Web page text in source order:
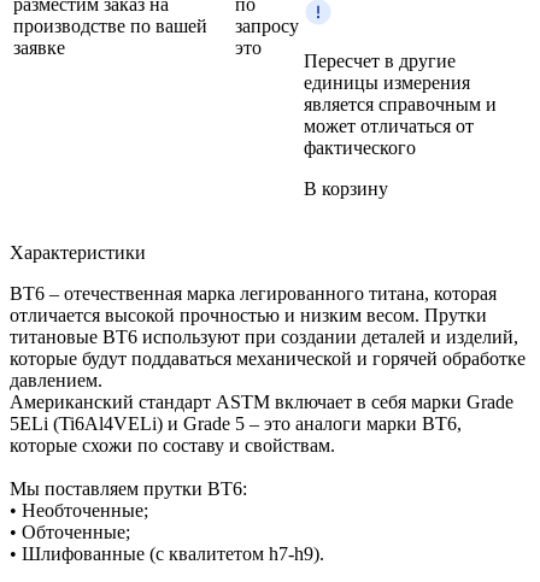
производстве по вашей
заявке
запросу
это
Пересчет в другие
единицы измерения
является справочным и
может отличаться от
фактического
В корзину
Характеристики
ВТ6 – отечественная марка легированного титана, которая
отличается высокой прочностью и низким весом. Прутки
титановые ВТ6 используют при создании деталей и изделий,
которые будут поддаваться механической и горячей обработке
давлением.
Американский стандарт ASTM включает в себя марки Grade
5ELi (Ti6Al4VELi) и Grade 5 – это аналоги марки ВТ6,
которые схожи по составу и свойствам.
Мы поставляем прутки ВТ6:
• Необточенные;
• Обточенные;
• Шлифованные (с квалитетом h7-h9).